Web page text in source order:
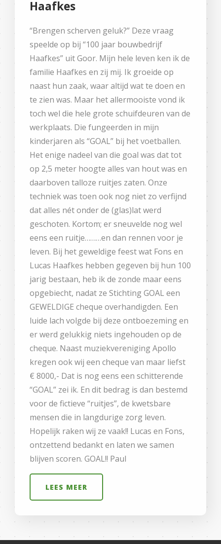
Haafkes
“Brengen scherven geluk?” Deze vraag
speelde op bij “100 jaar bouwbedrijf
Haafkes” uit Goor. Mijn hele leven ken ik de
familie Haafkes en zij mij. Ik groeide op
naast hun zaak, waar altijd wat te doen en
te zien was. Maar het allermooiste vond ik
toch wel die hele grote schuifdeuren van de
werkplaats. Die fungeerden in mijn
kinderjaren als “GOAL” bij het voetballen.
Het enige nadeel van die goal was dat tot
op 2,5 meter hoogte alles van hout was en
daarboven talloze ruitjes zaten. Onze
techniek was toen ook nog niet zo verfijnd
dat alles nét onder de (glas)lat werd
geschoten. Kortom; er sneuvelde nog wel
eens een ruitje………en dan rennen voor je
leven. Bij het geweldige feest wat Fons en
Lucas Haafkes hebben gegeven bij hun 100
jarig bestaan, heb ik de zonde maar eens
opgebiecht, nadat ze Stichting GOAL een
GEWELDIGE cheque overhandigden. Een
luide lach volgde bij deze ontboezeming en
er werd gelukkig niets ingehouden op de
cheque. Naast muziekvereniging Apollo
kregen ook wij een cheque van maar liefst
€ 8000,- Dat is nog eens een schitterende
“GOAL” zei ik. En dit bedrag is dan bestemd
voor de fictieve “ruitjes”, de kwetsbare
mensen die in langdurige zorg leven.
Hopelijk raken wij ze vaak!! Lucas en Fons,
ontzettend bedankt en laten we samen
blijven scoren. GOAL!! Paul
LEES MEER